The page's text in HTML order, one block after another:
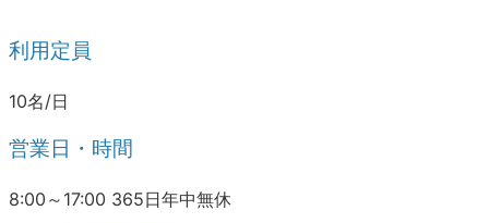
利用定員
10名/日
営業日・時間
8:00～17:00 365日年中無休